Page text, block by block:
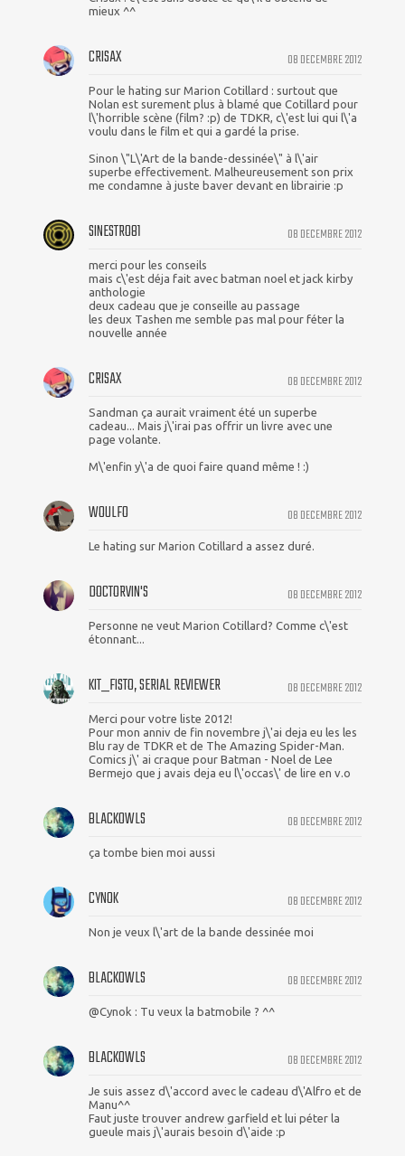
mieux ^^
08 DECEMBRE 2012
CRISAX
Pour le hating sur Marion Cotillard : surtout que
Nolan est surement plus à blamé que Cotillard pour
l\'horrible scène (film? :p) de TDKR, c\'est lui qui l\'a
voulu dans le film et qui a gardé la prise.
Sinon \"L\'Art de la bande-dessinée\" à l\'air
superbe effectivement. Malheureusement son prix
me condamne à juste baver devant en librairie :p
08 DECEMBRE 2012
SINESTRO81
merci pour les conseils
mais c\'est déja fait avec batman noel et jack kirby
anthologie
deux cadeau que je conseille au passage
les deux Tashen me semble pas mal pour féter la
nouvelle année
08 DECEMBRE 2012
CRISAX
Sandman ça aurait vraiment été un superbe
cadeau... Mais j\'irai pas offrir un livre avec une
page volante.
M\'enfin y\'a de quoi faire quand même ! :)
08 DECEMBRE 2012
WOULFO
Le hating sur Marion Cotillard a assez duré.
08 DECEMBRE 2012
DOCTORVIN'S
Personne ne veut Marion Cotillard? Comme c\'est
étonnant...
08 DECEMBRE 2012
KIT_FISTO, SERIAL REVIEWER
Merci pour votre liste 2012!
Pour mon anniv de fin novembre j\'ai deja eu les les
Blu ray de TDKR et de The Amazing Spider-Man.
Comics j\' ai craque pour Batman - Noel de Lee
Bermejo que j avais deja eu l\'occas\' de lire en v.o
08 DECEMBRE 2012
BLACKOWLS
ça tombe bien moi aussi
08 DECEMBRE 2012
CYNOK
Non je veux l\'art de la bande dessinée moi
08 DECEMBRE 2012
BLACKOWLS
@Cynok : Tu veux la batmobile ? ^^
08 DECEMBRE 2012
BLACKOWLS
Je suis assez d\'accord avec le cadeau d\'Alfro et de
Manu^^
Faut juste trouver andrew garfield et lui péter la
gueule mais j\'aurais besoin d\'aide :p